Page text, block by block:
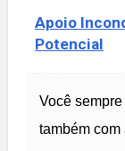
Apoio
Potencial
Você
também